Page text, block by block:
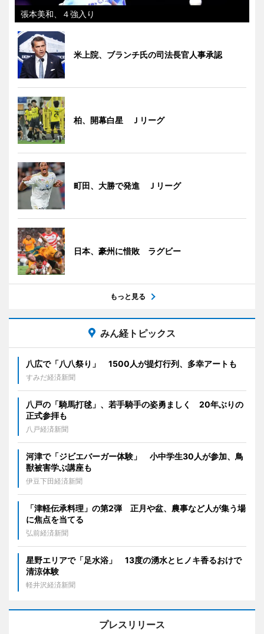
張本美和、４強入り
米上院、ブランチ氏の司法長官人事承認
柏、開幕白星 Ｊリーグ
町田、大勝で発進 Ｊリーグ
日本、豪州に惜敗 ラグビー
もっと見る
みん経トピックス
八広で「八八祭り」 1500人が提灯行列、多幸アートも
すみだ経済新聞
八戸の「騎馬打毬」、若手騎手の姿勇ましく 20年ぶりの
正式参拝も
八戸経済新聞
河津で「ジビエバーガー体験」 小中学生30人が参加、鳥
獣被害学ぶ講座も
伊豆下田経済新聞
「津軽伝承料理」の第2弾 正月や盆、農事など人が集う場
に焦点を当てる
弘前経済新聞
星野エリアで「足水浴」 13度の湧水とヒノキ香るおけで
清涼体験
軽井沢経済新聞
プレスリリース